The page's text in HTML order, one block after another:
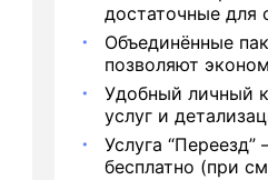
достаточные для
Объединённые
позволяют
Удобный личный
услуг и
Услуга
бесплатно (при